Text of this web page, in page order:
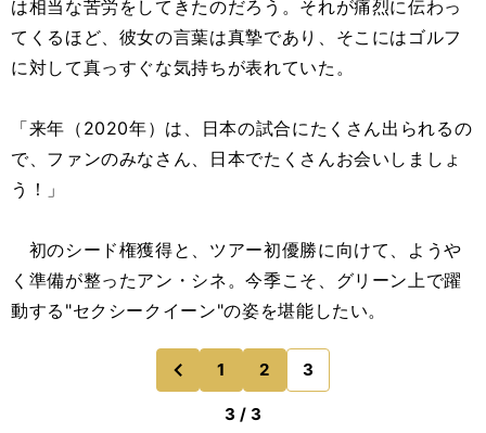
は相当な苦労をしてきたのだろう。それが痛烈に伝わっ
てくるほど、彼女の言葉は真摯であり、そこにはゴルフ
に対して真っすぐな気持ちが表れていた。
「来年（2020年）は、日本の試合にたくさん出られるの
で、ファンのみなさん、日本でたくさんお会いしましょ
う！」
初のシード権獲得と、ツアー初優勝に向けて、ようや
く準備が整ったアン・シネ。今季こそ、グリーン上で躍
動する"セクシークイーン"の姿を堪能したい。
前
のページへ
1 2 3
3 / 3